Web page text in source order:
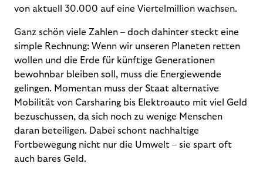
von aktuell 30.000 auf eine Viertelmillion wachsen.
Ganz schön viele Zahlen – doch dahinter steckt eine
simple Rechnung: Wenn wir unseren Planeten retten
wollen und die Erde für künftige Generationen
bewohnbar bleiben soll, muss die Energiewende
gelingen. Momentan muss der Staat alternative
Mobilität von Carsharing bis Elektroauto mit viel Geld
bezuschussen, da sich noch zu wenige Menschen
daran beteiligen. Dabei schont nachhaltige
Fortbewegung nicht nur die Umwelt – sie spart oft
auch bares Geld.